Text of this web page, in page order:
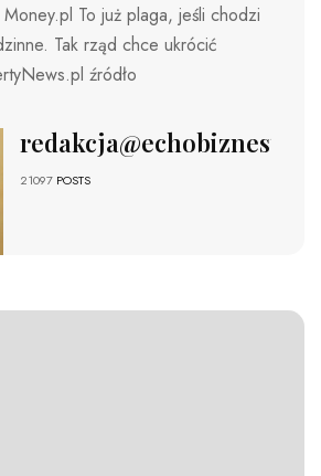
To już plaga, jeśli chodzi
Tak rząd chce ukrócić
źródło
redakcja@echobiznesu.pl
21097 POSTS